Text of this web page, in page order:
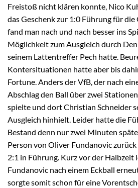
Freistoß nicht klären konnte, Nico
das Geschenk zur 1:0 Führung für die
fand man nach und nach besser ins
Möglichkeit zum Ausgleich durch
seinem Lattentreffer Pech hatte.
Kontersituationen hatte aber bis
Fortune. Anders der VfB, der nach
Abschlag den Ball über zwei
spielte und dort Christian Schneider
Ausgleich hinhielt. Leider hatte die
Bestand denn nur zwei Minuten
Person von Oliver Fundanovic
2:1 in Führung. Kurz vor der Halbzeit
Fundanovic nach einem Eckball
sorgte somit schon für eine